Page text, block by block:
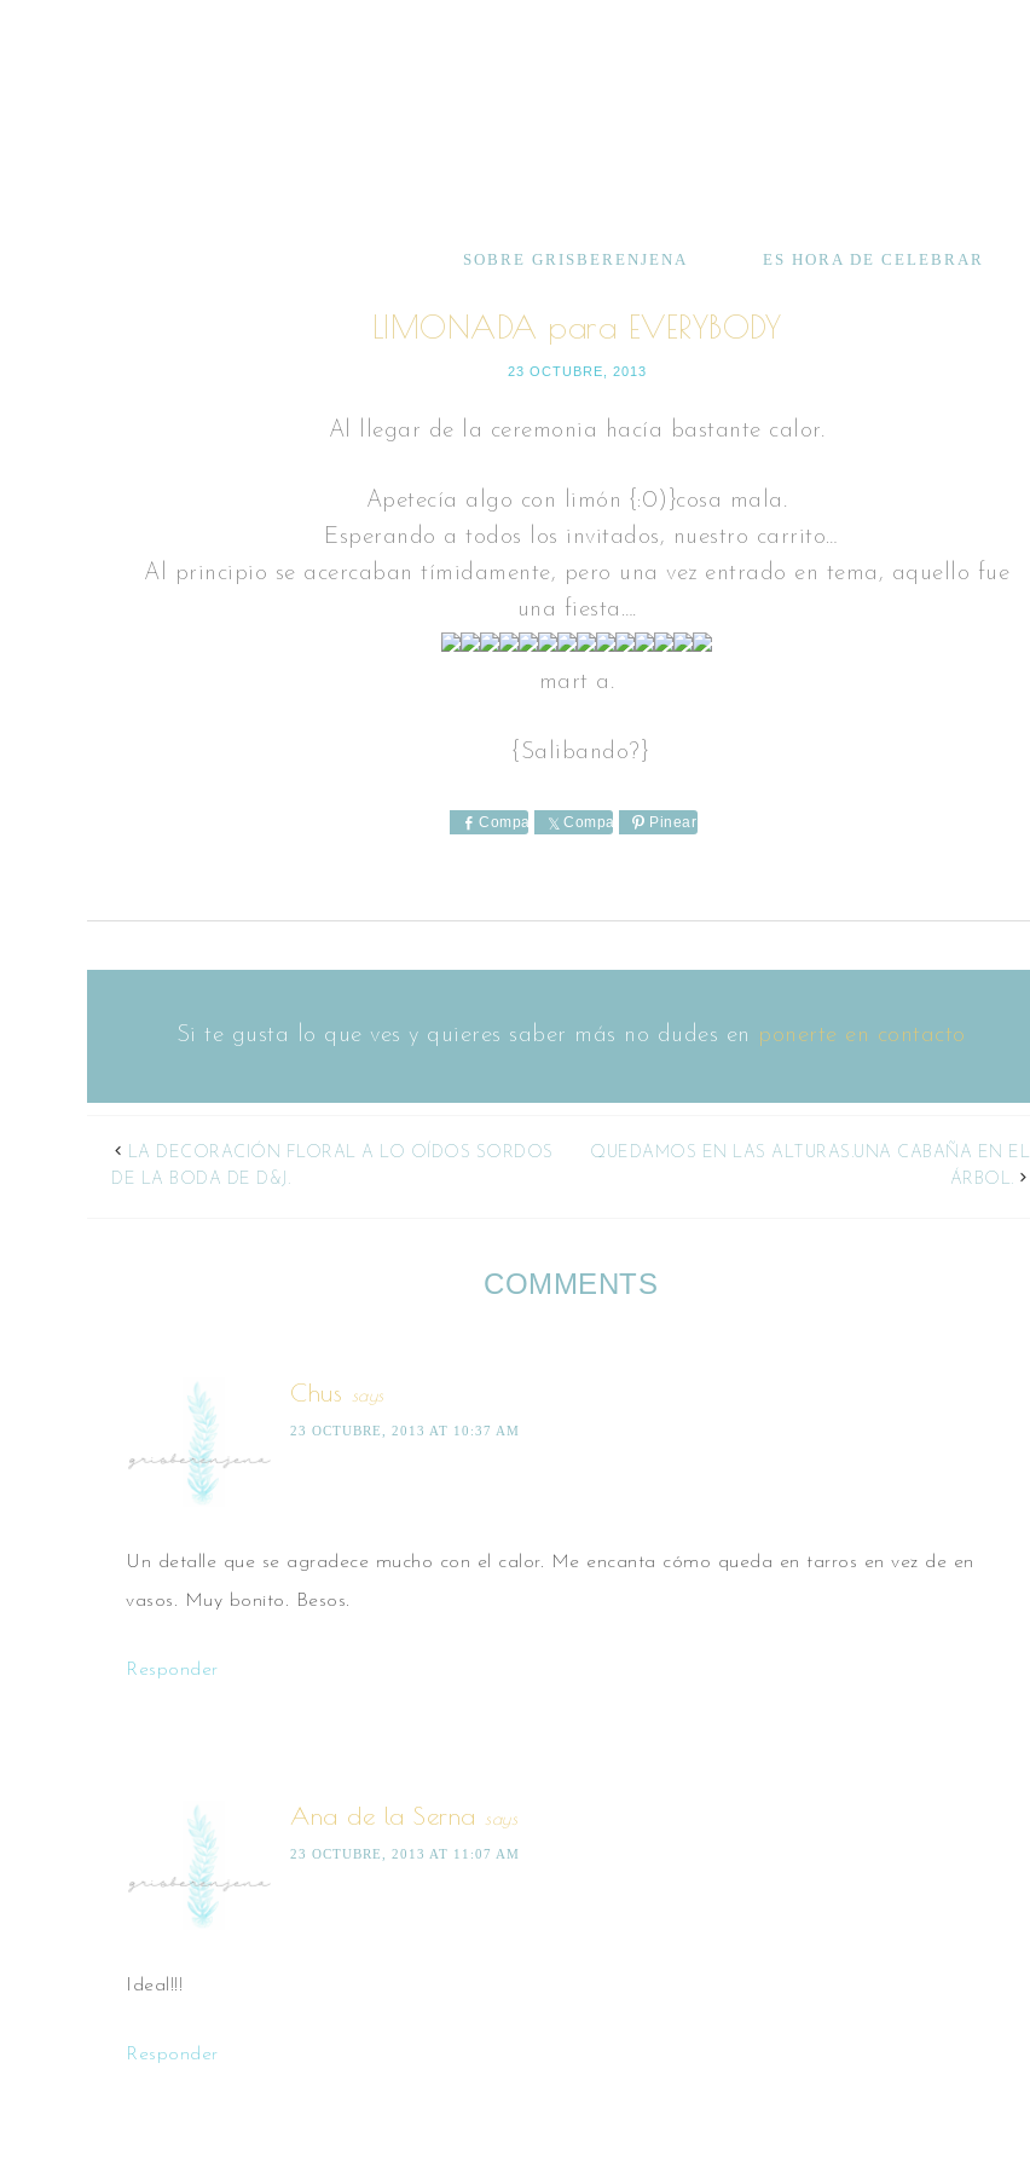
SOBRE GRISBERENJENA ES HORA DE CELEBRAR
LIMONADA para EVERYBODY
23 OCTUBRE, 2013
Al llegar de la ceremonia hacía bastante calor.
Apetecía algo con limón {:0)}cosa mala.
Esperando a todos los invitados, nuestro carrito…
Al principio se acercaban tímidamente, pero una vez entrado en tema, aquello fue
una fiesta….
mart a.
{Salibando?}
Comparte Comparte Pinear
Si te gusta lo que ves y quieres saber más no dudes en ponerte en contacto
LA DECORACIÓN FLORAL A LO OÍDOS SORDOS
DE LA BODA DE D&J.
QUEDAMOS EN LAS ALTURAS.UNA CABAÑA EN EL
ÁRBOL.
COMMENTS
Chus says
23 OCTUBRE, 2013 AT 10:37 AM
Un detalle que se agradece mucho con el calor. Me encanta cómo queda en tarros en vez de en
vasos. Muy bonito. Besos.
Responder
Ana de la Serna says
23 OCTUBRE, 2013 AT 11:07 AM
Ideal!!!
Responder